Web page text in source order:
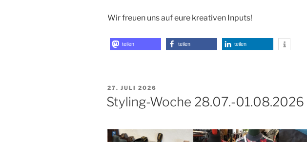
Wir freuen uns auf eure kreativen Inputs!
teilen teilen teilen
VERÖFFENTLICHT
AM
27. JULI 2026
Styling-Woche 28.07.-01.08.2026